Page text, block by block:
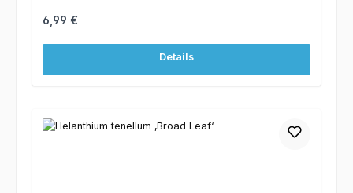
Regulärer Preis:
6,99 €
Details